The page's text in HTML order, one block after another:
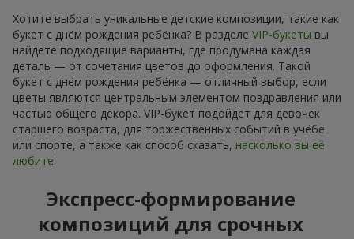
Хотите выбрать уникальные детские композиции, такие как
букет с днём рождения ребёнка? В разделе VIP-букеты вы
найдёте подходящие варианты, где продумана каждая
деталь — от сочетания цветов до оформления. Такой
букет с днём рождения ребёнка — отличный выбор, если
цветы являются центральным элементом поздравления или
частью общего декора. VIP-букет подойдёт для девочек
старшего возраста, для торжественных событий в учёбе
или спорте, а также как способ сказать, насколько вы её
любите.
Экспресс-формирование
композиций для срочных